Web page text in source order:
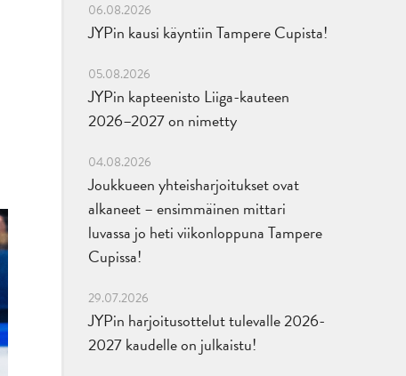
06.08.2026
JYPin kausi käyntiin Tampere Cupista!
05.08.2026
JYPin kapteenisto Liiga-kauteen
2026–2027 on nimetty
04.08.2026
Joukkueen yhteisharjoitukset ovat
alkaneet – ensimmäinen mittari
luvassa jo heti viikonloppuna Tampere
Cupissa!
29.07.2026
JYPin harjoitusottelut tulevalle 2026-
2027 kaudelle on julkaistu!